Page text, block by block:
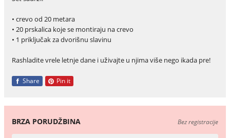
• crevo od 20 metara
• 20 prskalica koje se montiraju na crevo
• 1 priključak za dvorišnu slavinu
Rashladite vrele letnje dane i uživajte u njima više nego ikada pre!
Share Pin it
BRZA PORUDŽBINA Bez registracije